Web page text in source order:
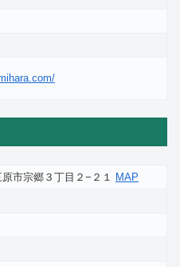
市宗郷３丁目２−２１ MAP